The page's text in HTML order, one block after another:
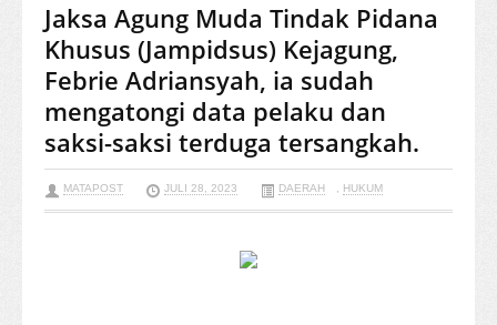
Jaksa Agung Muda Tindak Pidana
Khusus (Jampidsus) Kejagung,
Febrie Adriansyah, ia sudah
mengatongi data pelaku dan
saksi-saksi terduga tersangkah.
MATAPOST JULI 28, 2023 DAERAH , HUKUM